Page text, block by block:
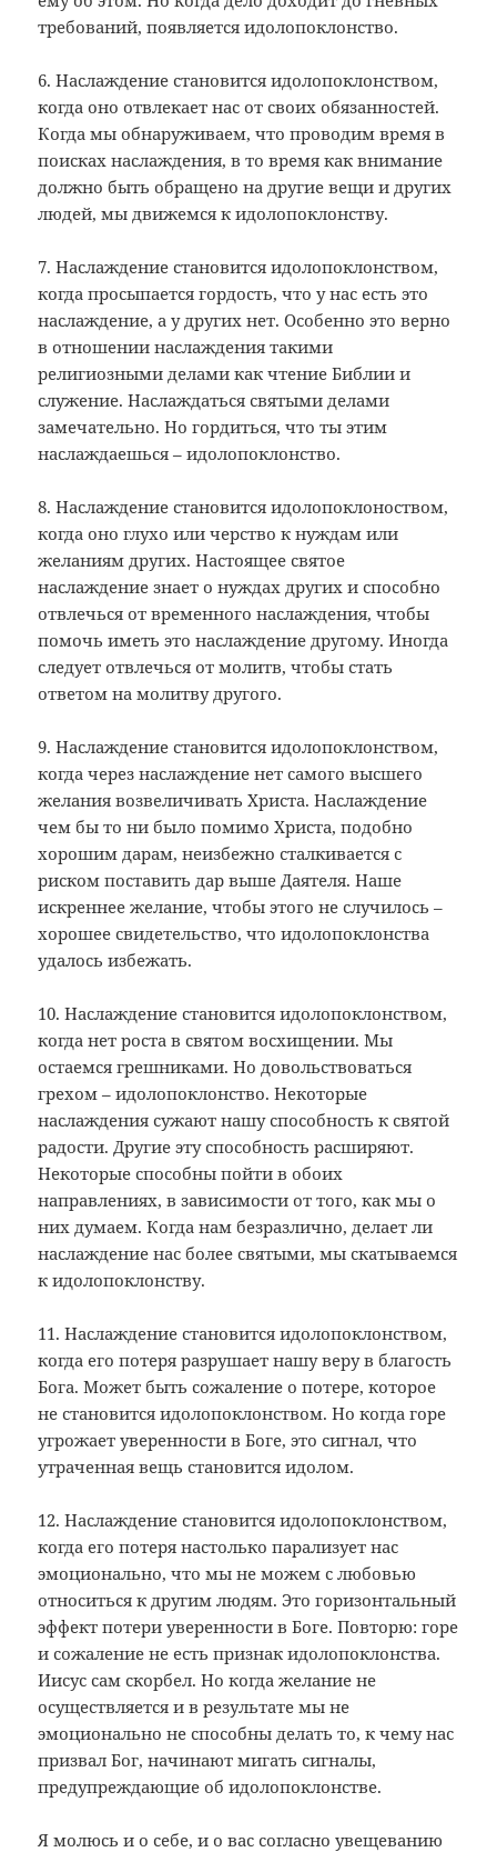
требований, появляется идолопоклонство.
6. Наслаждение становится идолопоклонством,
когда оно отвлекает нас от своих обязанностей.
Когда мы обнаруживаем, что проводим время в
поисках наслаждения, в то время как внимание
должно быть обращено на другие вещи и других
людей, мы движемся к идолопоклонству.
7. Наслаждение становится идолопоклонством,
когда просыпается гордость, что у нас есть это
наслаждение, а у других нет. Особенно это верно
в отношении наслаждения такими
религиозными делами как чтение Библии и
служение. Наслаждаться святыми делами
замечательно. Но гордиться, что ты этим
наслаждаешься – идолопоклонство.
8. Наслаждение становится идолопоклоноством,
когда оно глухо или черство к нуждам или
желаниям других. Настоящее святое
наслаждение знает о нуждах других и способно
отвлечься от временного наслаждения, чтобы
помочь иметь это наслаждение другому. Иногда
следует отвлечься от молитв, чтобы стать
ответом на молитву другого.
9. Наслаждение становится идолопоклонством,
когда через наслаждение нет самого высшего
желания возвеличивать Христа. Наслаждение
чем бы то ни было помимо Христа, подобно
хорошим дарам, неизбежно сталкивается с
риском поставить дар выше Даятеля. Наше
искреннее желание, чтобы этого не случилось –
хорошее свидетельство, что идолопоклонства
удалось избежать.
10. Наслаждение становится идолопоклонством,
когда нет роста в святом восхищении. Мы
остаемся грешниками. Но довольствоваться
грехом – идолопоклонство. Некоторые
наслаждения сужают нашу способность к святой
радости. Другие эту способность расширяют.
Некоторые способны пойти в обоих
направлениях, в зависимости от того, как мы о
них думаем. Когда нам безразлично, делает ли
наслаждение нас более святыми, мы скатываемся
к идолопоклонству.
11. Наслаждение становится идолопоклонством,
когда его потеря разрушает нашу веру в благость
Бога. Может быть сожаление о потере, которое
не становится идолопоклонством. Но когда горе
угрожает уверенности в Боге, это сигнал, что
утраченная вещь становится идолом.
12. Наслаждение становится идолопоклонством,
когда его потеря настолько парализует нас
эмоционально, что мы не можем с любовью
относиться к другим людям. Это горизонтальный
эффект потери уверенности в Боге. Повторю: горе
и сожаление не есть признак идолопоклонства.
Иисус сам скорбел. Но когда желание не
осуществляется и в результате мы не
эмоционально не способны делать то, к чему нас
призвал Бог, начинают мигать сигналы,
предупреждающие об идолопоклонстве.
Я молюсь и о себе, и о вас согласно увещеванию